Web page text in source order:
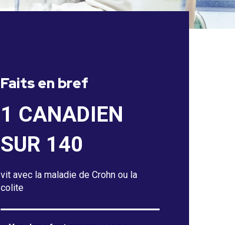
Faits en bref
1 CANADIEN
SUR 140
vit avec la maladie de Crohn ou la
colite